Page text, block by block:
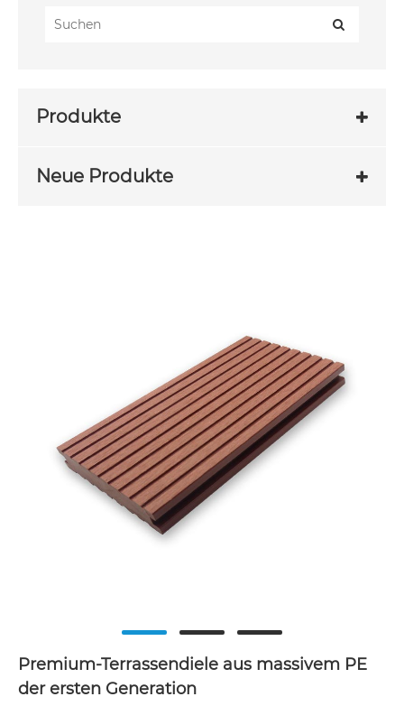
Produkte
Neue Produkte
Premium-Terrassendiele aus massivem PE
der ersten Generation